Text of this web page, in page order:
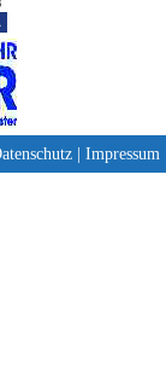
Impressum